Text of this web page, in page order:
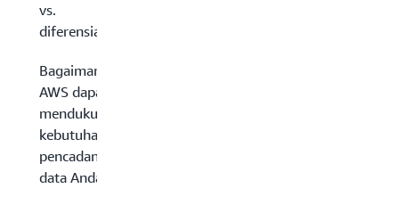
vs.
diferensial
Bagaimana
AWS dapat
mendukung
kebutuhan
pencadangan
data Anda?